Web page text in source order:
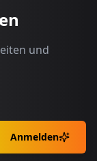
und
Anmelden